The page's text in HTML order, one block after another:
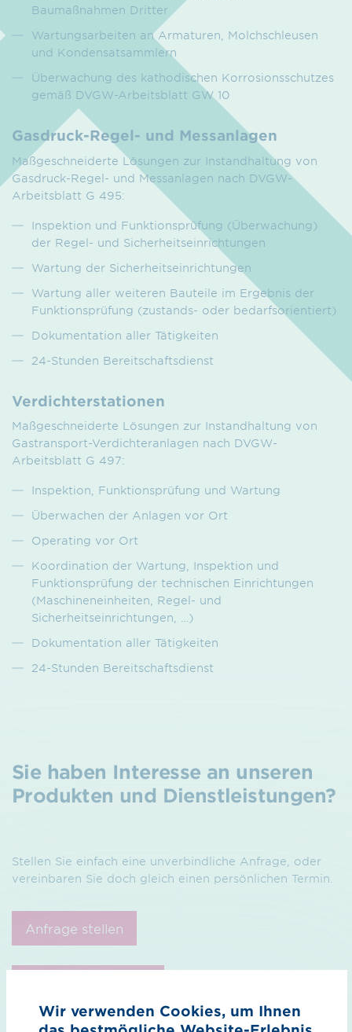
Baumaßnahmen Dritter
Wartungsarbeiten an Armaturen, Molchschleusen
und Kondensatsammlern
Überwachung des kathodischen Korrosionsschutzes
gemäß DVGW-Arbeitsblatt GW 10
Gasdruck-Regel- und Messanlagen
Maßgeschneiderte Lösungen zur Instandhaltung von
Gasdruck-Regel- und Messanlagen nach DVGW-
Arbeitsblatt G 495:
Inspektion und Funktionsprüfung (Überwachung)
der Regel- und Sicherheitseinrichtungen
Wartung der Sicherheitseinrichtungen
Wartung aller weiteren Bauteile im Ergebnis der
Funktionsprüfung (zustands- oder bedarfsorientiert)
Dokumentation aller Tätigkeiten
24-Stunden Bereitschaftsdienst
Verdichterstationen
Maßgeschneiderte Lösungen zur Instandhaltung von
Gastransport-Verdichteranlagen nach DVGW-
Arbeitsblatt G 497:
Inspektion, Funktionsprüfung und Wartung
Überwachen der Anlagen vor Ort
Operating vor Ort
Koordination der Wartung, Inspektion und
Funktionsprüfung der technischen Einrichtungen
(Maschineneinheiten, Regel- und
Sicherheitseinrichtungen, …)
Dokumentation aller Tätigkeiten
24-Stunden Bereitschaftsdienst
Sie haben Interesse an unseren
Produkten und Dienstleistungen?
Stellen Sie einfach eine unverbindliche Anfrage, oder
vereinbaren Sie doch gleich einen persönlichen Termin.
Anfrage stellen
Wir verwenden Cookies, um Ihnen